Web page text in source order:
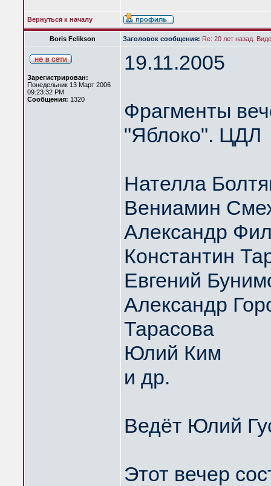
Вернуться к началу
Boris Felikson Заголовок сообщения: Re: 20 лет назад.
Зарегистрирован:
Понедельник 13 Март 2006
09:23:32 PM
Сообщения: 1320
19.11.2005
Фрагменты
"Яблоко". ЦДЛ
Нателла
Вениамин
Александр
Константин
Евгений
Александр
Тарасова
Юлий Ким
и др.
Ведёт Юлий
Этот вечер